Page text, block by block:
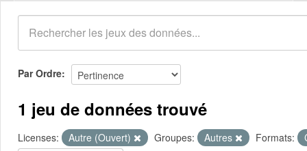
Organisations
Groupes
Demandes 0
À propos
Par Ordre
1 jeu de données trouvé
Licenses: Autre (Ouvert) Groupes: Autres Formats: